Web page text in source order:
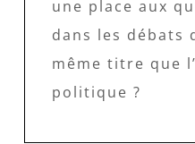
une place aux
dans les débats
même titre que
politique ?